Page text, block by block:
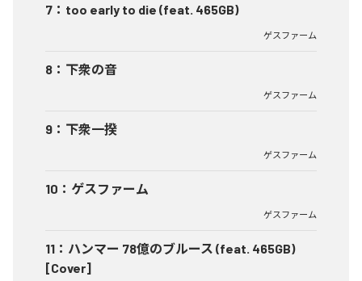
7 ： too early to die (feat. 465GB)
ゲスファーム
8 ： 下衆の音
ゲスファーム
9 ： 下衆一揆
ゲスファーム
10 ： ゲスファーム
ゲスファーム
11 ： ハンマー 78億のブルース (feat. 465GB)
[Cover]